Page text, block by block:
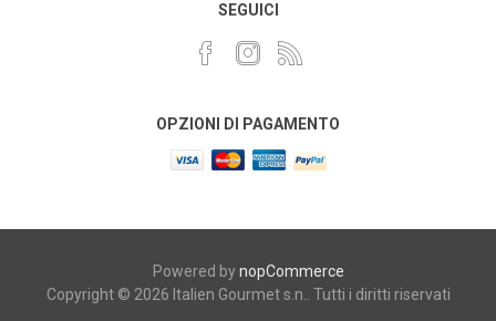
SEGUICI
OPZIONI DI PAGAMENTO
Powered bynopCommerce
Copyright © 2026 Italien Gourmet s.n.. Tutti i diritti riservati